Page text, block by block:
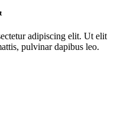
adipiscing elit. Ut elit
pulvinar dapibus leo.